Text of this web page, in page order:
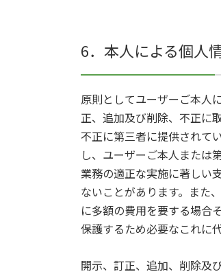
6．本人による個人
原則としてユーザーご本人
正、追加及び削除、不正に
不正に第三者に提供されて
し、ユーザーご本人または
業務の適正な実施に著しい
ないことがあります。また
に多額の費用を要する場合
保護するため必要なこれに
開示、訂正、追加、削除及